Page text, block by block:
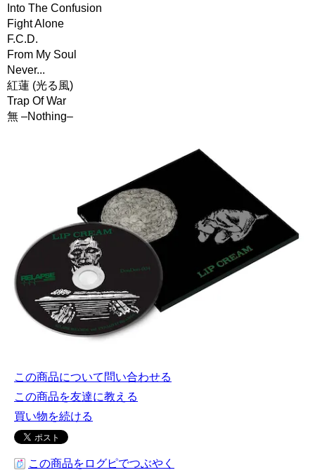
Into The Confusion
Fight Alone
F.C.D.
From My Soul
Never...
紅蓮 (光る風)
Trap Of War
無 –Nothing–
この商品について問い合わせる
この商品を友達に教える
買い物を続ける
この商品をログピでつぶやく